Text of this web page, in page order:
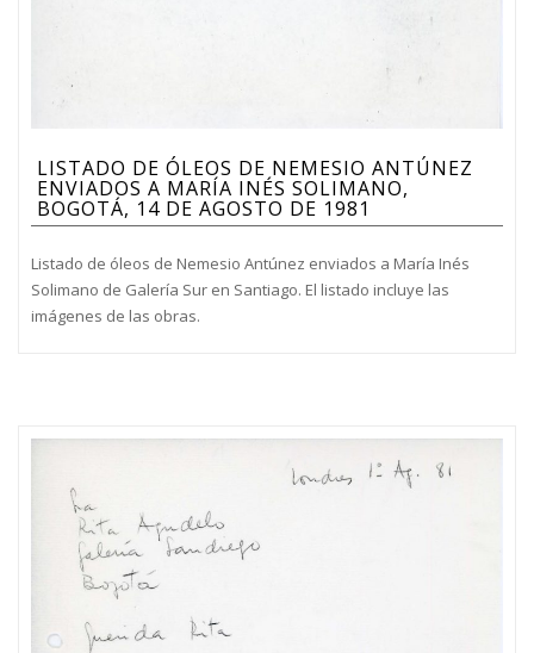
LISTADO DE ÓLEOS DE NEMESIO ANTÚNEZ
ENVIADOS A MARÍA INÉS SOLIMANO,
BOGOTÁ, 14 DE AGOSTO DE 1981
Listado de óleos de Nemesio Antúnez enviados a María Inés
Solimano de Galería Sur en Santiago. El listado incluye las
imágenes de las obras.